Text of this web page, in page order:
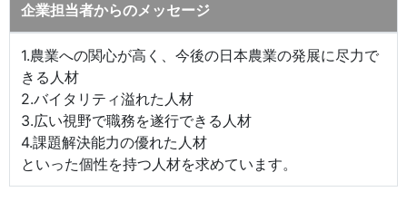
企業担当者からのメッセージ
1.農業への関心が高く、今後の日本農業の発展に尽力で
きる人材
2.バイタリティ溢れた人材
3.広い視野で職務を遂行できる人材
4.課題解決能力の優れた人材
といった個性を持つ人材を求めています。